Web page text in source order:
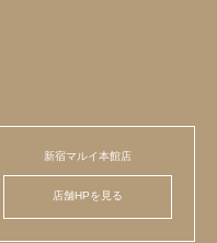
新宿マルイ本館店
店舗HPを見る